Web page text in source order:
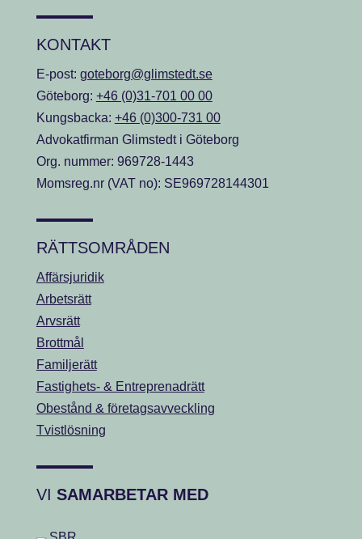
KONTAKT
E-post: goteborg@glimstedt.se
Göteborg: +46 (0)31-701 00 00
Kungsbacka: +46 (0)300-731 00
Advokatfirman Glimstedt i Göteborg
Org. nummer: 969728-1443
Momsreg.nr (VAT no): SE969728144301
RÄTTSOMRÅDEN
Affärsjuridik
Arbetsrätt
Arvsrätt
Brottmål
Familjerätt
Fastighets- & Entreprenadrätt
Obestånd & företagsavveckling
Tvistlösning
VI SAMARBETAR MED